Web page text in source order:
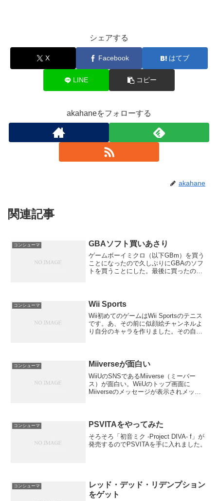
シェアする
X Facebook はてブ
LINE コピー
akahaneをフォローする
akahane
関連記事
コンシューマ GBAソフト買いあさり
ゲームボーイミクロ（以下GBm）を買う
ことになったので久しぶりにGBAのソフ
トを買うことにした。最後に買ったのは
てなかった。一番...
コンシューマ Wii Sports
Wii初めてのゲームはWii Sportsのテニス
です。あ、その前に似顔絵チャンネルよ
り自分のキャラを作りました。その自分
ったことがな...
コンシューマ Miiverseが面白い
WiiUのSNSであるMiiverse（ミーバー
ス）が面白い。WiiUのトップ画面に
Miiverseのメッセージが表示されメッセ
コンシューマ PSVITAをやってみた
そろそろ「初音ミク -Project DIVA- f」が
発売するのでPSVITAを手に入れました。
コンシューマ
レッド・デッド・リデンプション
をゲット